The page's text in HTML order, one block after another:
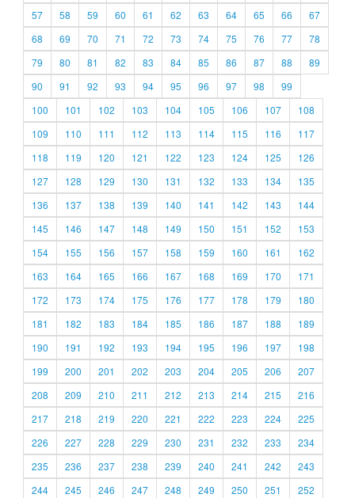
57
58 59 60 61 62 63 64 65 66
67
68
69 70 71 72 73 74 75 76 77
78
79
80 81 82 83 84 85 86 87 88
89
90
91 92 93 94 95 96 97 98
99
100
101 102 103 104 105 106 107
108
109
110 111 112 113 114 115 116
117
118
119 120 121 122 123 124 125
126
127
128 129 130 131 132 133 134
135
136
137 138 139 140 141 142 143
144
145
146 147 148 149 150 151 152
153
154
155 156 157 158 159 160 161
162
163
164 165 166 167 168 169 170
171
172
173 174 175 176 177 178 179
180
181
182 183 184 185 186 187 188
189
190
191 192 193 194 195 196 197
198
199
200 201 202 203 204 205 206
207
208
209 210 211 212 213 214 215
216
217
218 219 220 221 222 223 224
225
226
227 228 229 230 231 232 233
234
235
236 237 238 239 240 241 242
243
244
245 246 247 248 249 250 251 252